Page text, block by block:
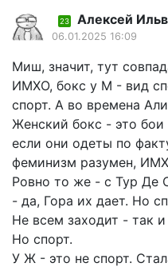
23 Алексей
06.01.2025 16:09
Миш, значит, тут
ИМХО, бокс у М - вид
спорт. А во времена
Женский бокс - это
если они одеты по
феминизм разумен,
Ровно то же - с Тур Де
- да, Гора их дает. Но
Не всем заходит - так
Но спорт.
У Ж - это не спорт.